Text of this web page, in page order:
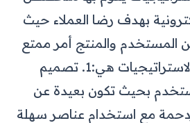
بهدف رضا العملاء حيث
المستخدم والمنتج أمر ممتع
هي: 1. تصميم
بحيث تكون بعيدة عن
مع استخدام عناصر سهلة